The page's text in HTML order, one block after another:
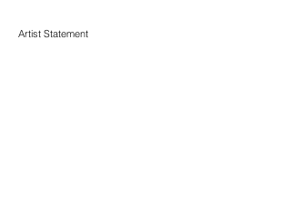
Artist Statement​